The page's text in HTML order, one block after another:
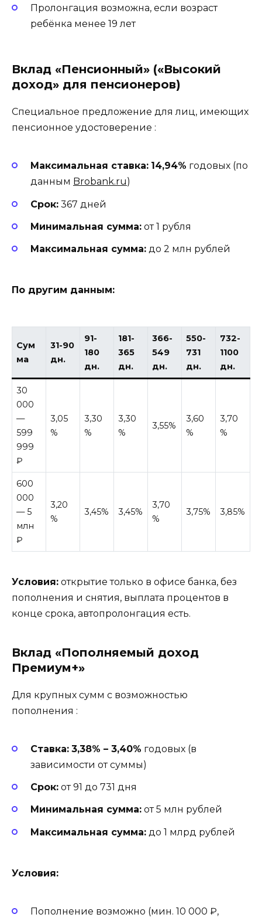
Пролонгация возможна, если возраст
ребёнка менее 19 лет
Вклад «Пенсионный» («Высокий
доход» для пенсионеров)
Специальное предложение для лиц, имеющих
пенсионное удостоверение :
Максимальная ставка: 14,94% годовых (по
данным Brobank.ru)
Срок: 367 дней
Минимальная сумма: от 1 рубля
Максимальная сумма: до 2 млн рублей
По другим данным:
Сум
ма
31-90
дн.
91-
180
дн.
181-
365
дн.
366-
549
дн.
550-
731
дн.
732-
1100
дн.
30
000
—
599
999
₽
3,05
%
3,30
%
3,30
%
3,55%
3,60
%
3,70
%
600
000
— 5
млн
₽
3,20
%
3,45% 3,45%
3,70
%
3,75% 3,85%
Условия: открытие только в офисе банка, без
пополнения и снятия, выплата процентов в
конце срока, автопролонгация есть.
Вклад «Пополняемый доход
Премиум+»
Для крупных сумм с возможностью
пополнения :
Ставка: 3,38% – 3,40% годовых (в
зависимости от суммы)
Срок: от 91 до 731 дня
Минимальная сумма: от 5 млн рублей
Максимальная сумма: до 1 млрд рублей
Условия:
Пополнение возможно (мин. 10 000 ₽,